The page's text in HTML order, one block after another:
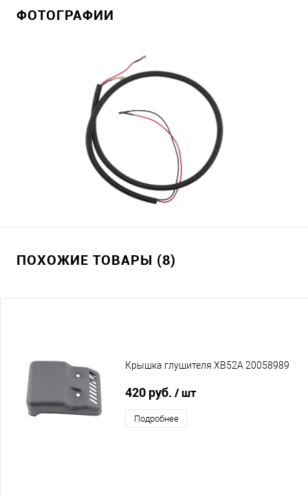
ФОТОГРАФИИ
ПОХОЖИЕ ТОВАРЫ (8)
Крышка глушителя XB52A 20058989
420 руб. / шт
Подробнее